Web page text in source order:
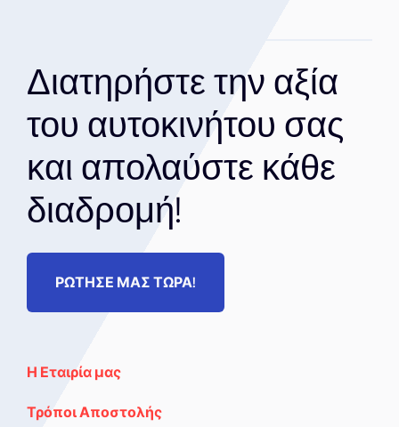
Διατηρήστε την αξία
του αυτοκινήτου σας
και απολαύστε κάθε
διαδρομή!
ΡΩΤΗΣΕ ΜΑΣ ΤΩΡΑ!
Η Εταιρία μας
Τρόποι Αποστολής